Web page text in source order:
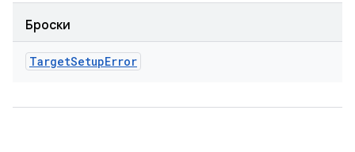
Броски
TargetSetupError